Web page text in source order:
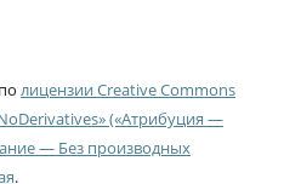
лицензии Creative Commons
(«Атрибуция —
— Без производных
.